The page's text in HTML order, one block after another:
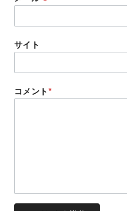
サイト
コメント*